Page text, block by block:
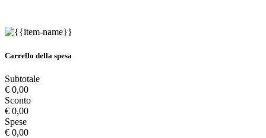
Carrello della spesa
Subtotale
€ 0,00
Sconto
€ 0,00
Spese
€ 0,00